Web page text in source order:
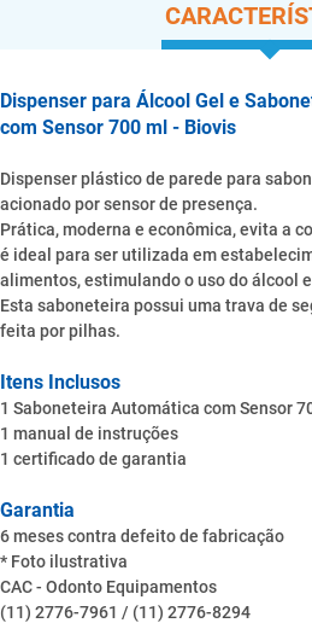
Dispenser para Álcool Gel e
com Sensor 700 ml - Biovis
Dispenser plástico de parede para
acionado por sensor de presença.
Prática, moderna e econômica, evita a
é ideal para ser utilizada em
alimentos, estimulando o uso do álcool
Esta saboneteira possui uma trava de
feita por pilhas.
Itens Inclusos
1 Saboneteira Automática com Sensor
1 manual de instruções
1 certificado de garantia
Garantia
6 meses contra defeito de fabricação
* Foto ilustrativa
CAC - Odonto Equipamentos
(11) 2776-7961 / (11) 2776-8294